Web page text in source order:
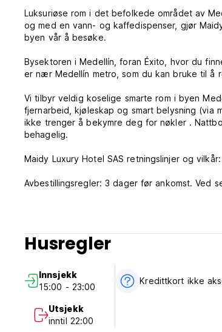
Luksuriøse rom i det befolkede området av
og med en vann- og kaffedispenser, gjør
byen vår å besøke.
Bysektoren i Medellín, foran Éxito, hvor du
er nær Medellín metro, som du kan bruke til å
Vi tilbyr veldig koselige smarte rom i byen
fjernarbeid, kjøleskap og smart belysning (via
ikke trenger å bekymre deg for nøkler .
behagelig.
Maidy Luxury Hotel SAS retningslinjer og vilkår:
Avbestillingsregler: 3 dager før ankomst. Ved
Sjekk ut før kl. 12.00
Betaling ved ankomst med kontanter, kreditt-
Frokost er ikke inkludert
Generell:
24 timers resepsjon.
Husregler
Innsjekk
15:00 - 23:00
Utsjekk
inntil 22:00
Kredittkort ikke